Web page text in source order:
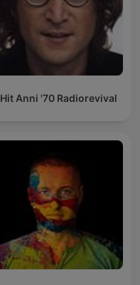
Hit Anni '70 Radiorevival